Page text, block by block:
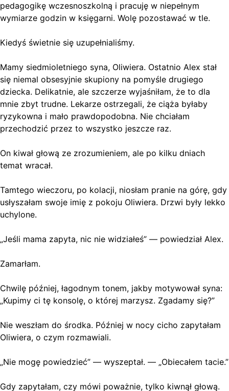
pedagogikę wczesnoszkolną i pracuję w niepełnym
wymiarze godzin w księgarni. Wolę pozostawać w tle.
Kiedyś świetnie się uzupełnialiśmy.
Mamy siedmioletniego syna, Oliwiera. Ostatnio Alex stał
się niemal obsesyjnie skupiony na pomyśle drugiego
dziecka. Delikatnie, ale szczerze wyjaśniłam, że to dla
mnie zbyt trudne. Lekarze ostrzegali, że ciąża byłaby
ryzykowna i mało prawdopodobna. Nie chciałam
przechodzić przez to wszystko jeszcze raz.
On kiwał głową ze zrozumieniem, ale po kilku dniach
temat wracał.
Tamtego wieczoru, po kolacji, niosłam pranie na górę, gdy
usłyszałam swoje imię z pokoju Oliwiera. Drzwi były lekko
uchylone.
„Jeśli mama zapyta, nic nie widziałeś” — powiedział Alex.
Zamarłam.
Chwilę później, łagodnym tonem, jakby motywował syna:
„Kupimy ci tę konsolę, o której marzysz. Zgadamy się?”
Nie weszłam do środka. Później w nocy cicho zapytałam
Oliwiera, o czym rozmawiali.
„Nie mogę powiedzieć” — wyszeptał. — „Obiecałem tacie.”
Gdy zapytałam, czy mówi poważnie, tylko kiwnął głową.